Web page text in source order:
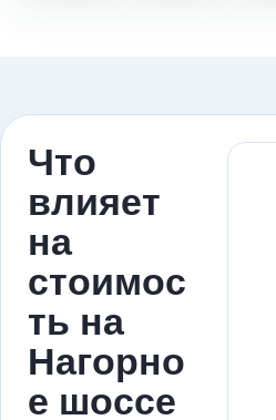
Что
влияет
на
стоимос
ть на
Нагорно
е шоссе